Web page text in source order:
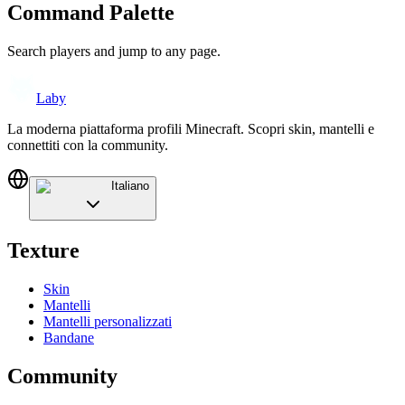
Command Palette
Search players and jump to any page.
Laby
La moderna piattaforma profili Minecraft. Scopri skin, mantelli e
connettiti con la community.
Italiano
Texture
Skin
Mantelli
Mantelli personalizzati
Bandane
Community